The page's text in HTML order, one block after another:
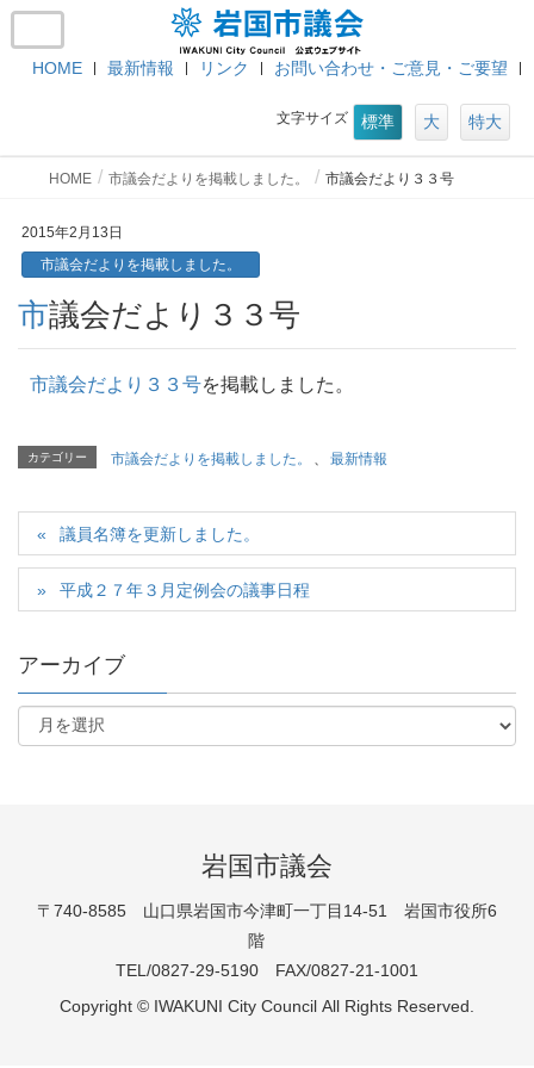
HOME 最新情報 リンク お問い合わせ・ご意見・ご要望
文字サイズ 標準 大 特大
HOME 市議会だよりを掲載しました。 市議会だより３３号
2015年2月13日
市議会だよりを掲載しました。
市議会だより３３号
市議会だより３３号を掲載しました。
カテゴリー 市議会だよりを掲載しました。 、 最新情報
議員名簿を更新しました。
平成２７年３月定例会の議事日程
アーカイブ
岩国市議会
〒740-8585 山口県岩国市今津町一丁目14-51 岩国市役所6
階
TEL/0827-29-5190 FAX/0827-21-1001
Copyright © IWAKUNI City Council All Rights Reserved.